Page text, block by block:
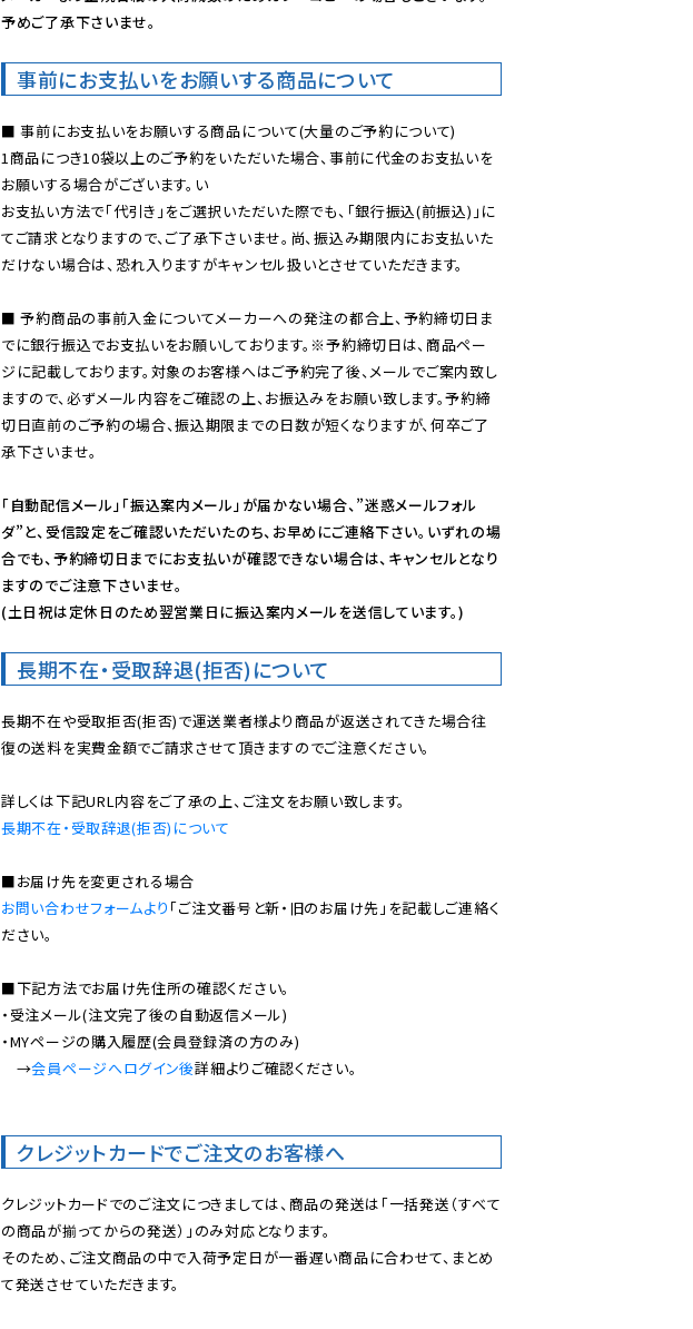
予めご了承下さいませ。
事前にお支払いをお願いする商品について
■ 事前にお支払いをお願いする商品について(大量のご予約について)
1商品につき10袋以上のご予約をいただいた場合、事前に代金のお支払いを
お願いする場合がございます。い
お支払い方法で「代引き」をご選択いただいた際でも、「銀行振込(前振込)」に
てご請求となりますので、ご了承下さいませ。尚、振込み期限内にお支払いた
だけない場合は、恐れ入りますがキャンセル扱いとさせていただきます。
■ 予約商品の事前入金についてメーカーへの発注の都合上、予約締切日ま
でに銀行振込でお支払いをお願いしております。※予約締切日は、商品ペー
ジに記載しております。対象のお客様へはご予約完了後、メールでご案内致し
ますので、必ずメール内容をご確認の上、お振込みをお願い致します。予約締
切日直前のご予約の場合、振込期限までの日数が短くなりますが、何卒ご了
承下さいませ。
「自動配信メール」「振込案内メール」が届かない場合、”迷惑メールフォル
ダ”と、受信設定をご確認いただいたのち、お早めにご連絡下さい。いずれの場
合でも、予約締切日までにお支払いが確認できない場合は、キャンセルとなり
ますのでご注意下さいませ。
(土日祝は定休日のため翌営業日に振込案内メールを送信しています。)
長期不在・受取辞退(拒否)について
長期不在や受取拒否(拒否)で運送業者様より商品が返送されてきた場合往
復の送料を実費金額でご請求させて頂きますのでご注意ください。
長期不在・受取辞退(拒否)について
お問い合わせフォームより 「ご注文番号と新・旧のお届け先」を記載しご連絡く
ださい。
■下記方法でお届け先住所の確認ください。
・受注メール(注文完了後の自動返信メール)
・MYページの購入履歴(会員登録済の方のみ)
→会員ページへログイン後詳細よりご確認ください。
クレジットカードでご注文のお客様へ
クレジットカードでのご注文につきましては、商品の発送は「一括発送（すべて
の商品が揃ってからの発送）」のみ対応となります。
そのため、ご注文商品の中で入荷予定日が一番遅い商品に合わせて、まとめ
て発送させていただきます。